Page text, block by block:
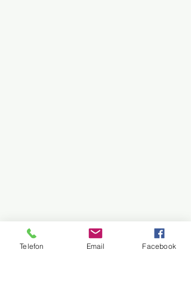
Telefon Email Facebook